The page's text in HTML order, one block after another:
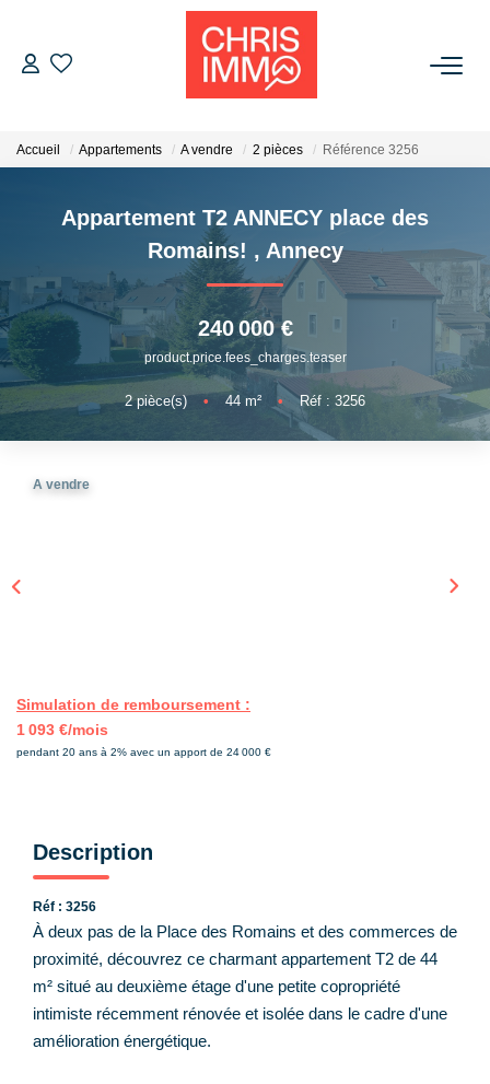
VENDRE
BIENS VENDUS
L'AGENCE
Présentation De L'agence
Accueil Appartements A vendre 2 pièces Référence 3256
Appartement T2 ANNECY place des
Romains! , Annecy
240 000 €
product.price.fees_charges.teaser
2pièce(s) • 44 m² • Réf : 3256
A vendre
Simulation de remboursement :
1 093 €/mois
pendant 20 ans à 2% avec un apport de 24 000 €
Description
Réf : 3256
À deux pas de la Place des Romains et des commerces de
proximité, découvrez ce charmant appartement T2 de 44
m² situé au deuxième étage d'une petite copropriété
intimiste récemment rénovée et isolée dans le cadre d'une
amélioration énergétique.